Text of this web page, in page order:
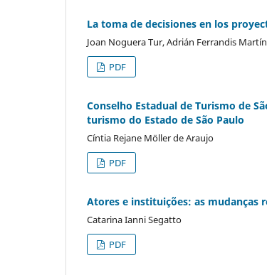
La toma de decisiones en los
Joan Noguera Tur, Adrián Ferrandis
PDF
Conselho Estadual de Turismo de
turismo do Estado de São Paulo
Cíntia Rejane Möller de Araujo
PDF
Atores e instituições: as mudanças
Catarina Ianni Segatto
PDF